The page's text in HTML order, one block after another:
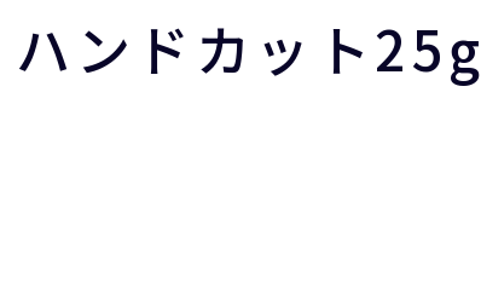
ンドカット25g